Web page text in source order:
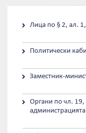
Лица по § 2, ал.
Политически
Заместник-
Органи по чл. 19,
администрацията